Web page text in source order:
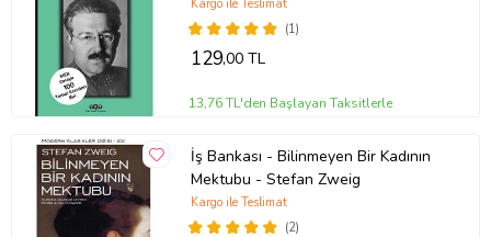
(1)
Kargo ile Teslimat
129,00 TL
13,76 TL'den Başlayan Taksitlerle
İş Bankası - Bilinmeyen Bir Kadının
Mektubu - Stefan Zweig
(2)
Kargo ile Teslimat